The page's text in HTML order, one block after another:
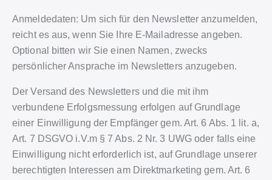
Anmeldedaten: Um sich für den Newsletter anzumelden,
reicht es aus, wenn Sie Ihre E-Mailadresse angeben.
Optional bitten wir Sie einen Namen, zwecks
persönlicher Ansprache im Newsletters anzugeben.
Der Versand des Newsletters und die mit ihm
verbundene Erfolgsmessung erfolgen auf Grundlage
einer Einwilligung der Empfänger gem. Art. 6 Abs. 1 lit. a,
Art. 7 DSGVO i.V.m § 7 Abs. 2 Nr. 3 UWG oder falls eine
Einwilligung nicht erforderlich ist, auf Grundlage unserer
berechtigten Interessen am Direktmarketing gem. Art. 6